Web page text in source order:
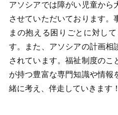
アソシアでは障がい児童から
させていただいております。
まの抱える困りごとに対し
す。また、アソシアの計画相
されています。福祉制度のこ
が持つ豊富な専門知識や情報
緒に考え、伴走していきます！